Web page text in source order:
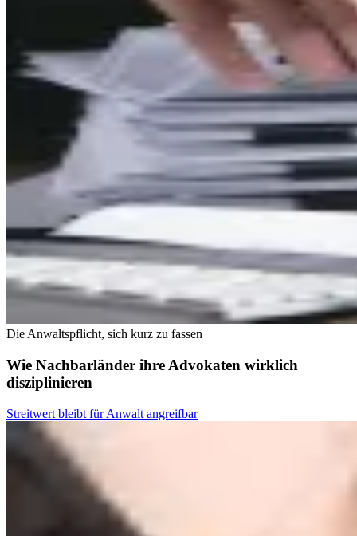
Die Anwaltspflicht, sich kurz zu fassen
Wie Nachbarländer ihre Advokaten wirklich
disziplinieren
Streitwert bleibt für Anwalt angreifbar